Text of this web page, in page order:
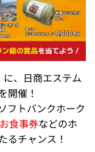
、日商エステム
開催！
フトバンクホーク
食事券などのホ
るチャンス！